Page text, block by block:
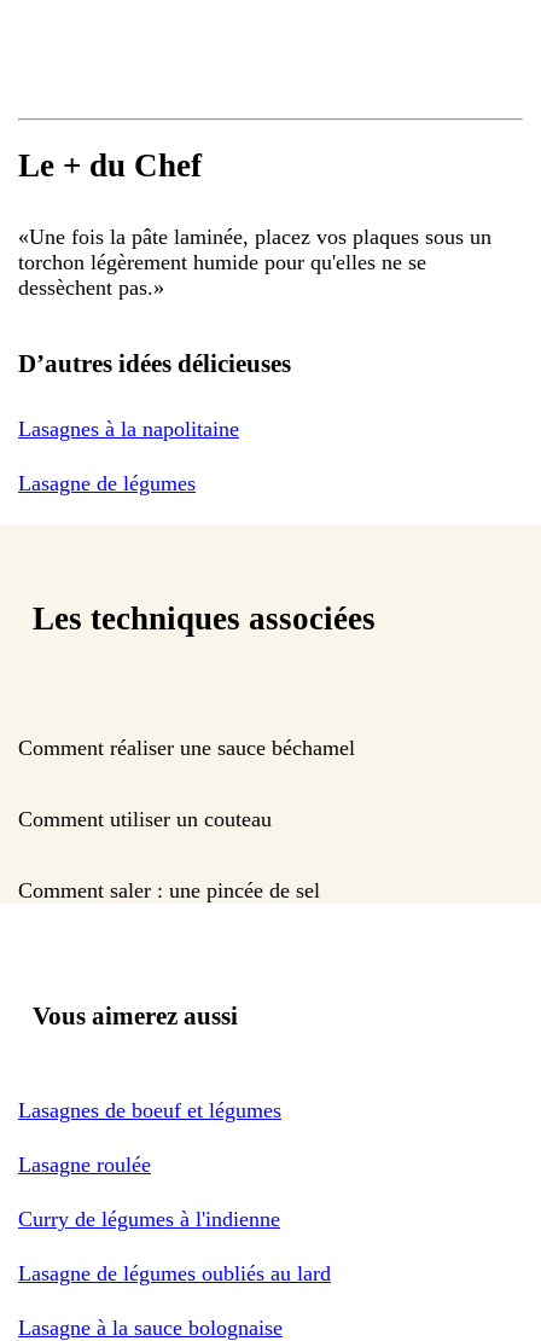
Le + du Chef
«Une fois la pâte laminée, placez vos plaques sous un
torchon légèrement humide pour qu'elles ne se
dessèchent pas.»
D’autres idées délicieuses
Lasagnes à la napolitaine
Lasagne de légumes
Les techniques associées
Comment réaliser une sauce béchamel
Comment utiliser un couteau
Comment saler : une pincée de sel
Vous aimerez aussi
Lasagnes de boeuf et légumes
Lasagne roulée
Curry de légumes à l'indienne
Lasagne de légumes oubliés au lard
Lasagne à la sauce bolognaise